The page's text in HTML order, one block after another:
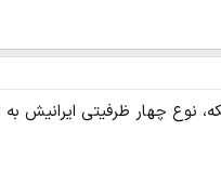
نوع چهار ظرفیتی ایرانیش